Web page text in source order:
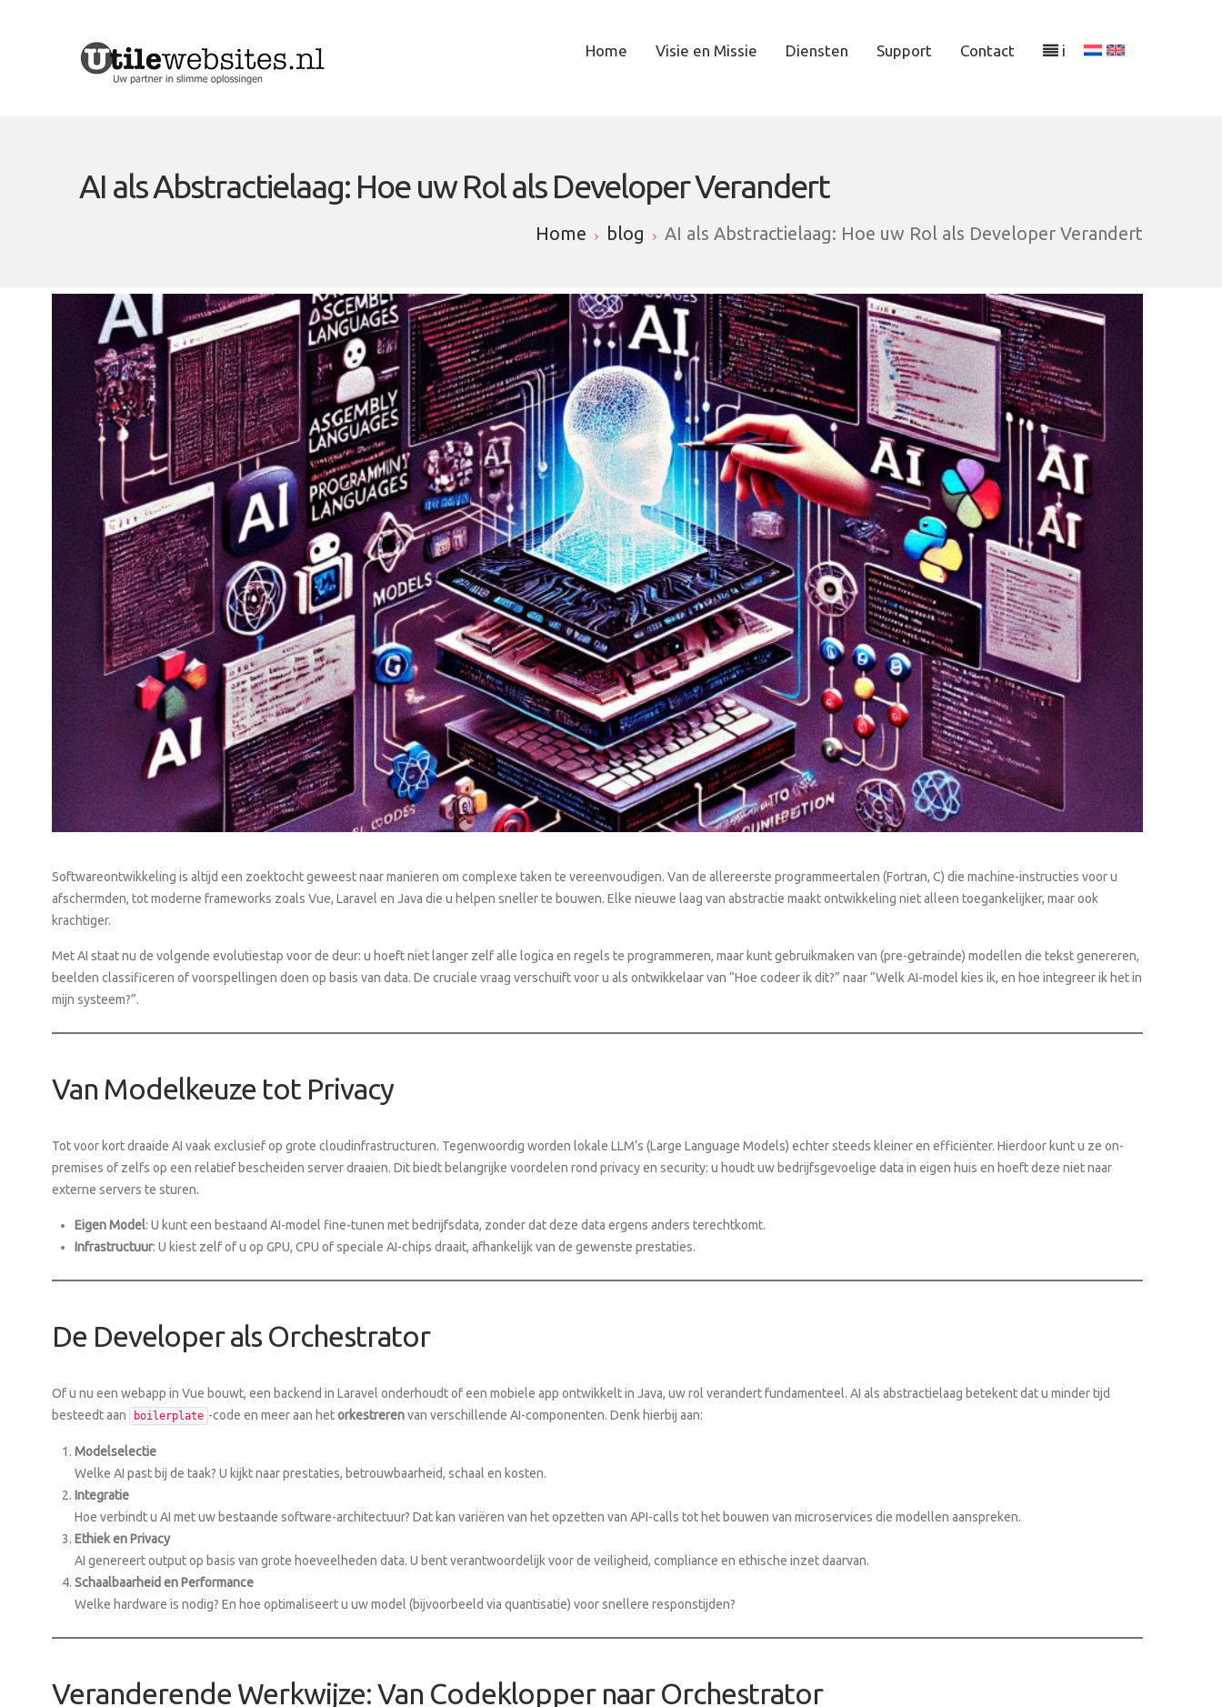
Home Visie en Missie Diensten Support Contact i
AI als Abstractielaag: Hoe uw Rol als Developer Verandert
Home blog AI als Abstractielaag: Hoe uw Rol als Developer Verandert
Softwareontwikkeling is altijd een zoektocht geweest naar manieren om complexe taken te vereenvoudigen. Van de allereerste programmeertalen (Fortran, C) die machine-instructies voor u
afschermden, tot moderne frameworks zoals Vue, Laravel en Java die u helpen sneller te bouwen. Elke nieuwe laag van abstractie maakt ontwikkeling niet alleen toegankelijker, maar ook
krachtiger.
Met AI staat nu de volgende evolutiestap voor de deur: u hoeft niet langer zelf alle logica en regels te programmeren, maar kunt gebruikmaken van (pre-getrainde) modellen die tekst genereren,
beelden classificeren of voorspellingen doen op basis van data. De cruciale vraag verschuift voor u als ontwikkelaar van “Hoe codeer ik dit?” naar “Welk AI-model kies ik, en hoe integreer ik het in
mijn systeem?”.
Van Modelkeuze tot Privacy
Tot voor kort draaide AI vaak exclusief op grote cloudinfrastructuren. Tegenwoordig worden lokale LLM’s (Large Language Models) echter steeds kleiner en efficiënter. Hierdoor kunt u ze on-
premises of zelfs op een relatief bescheiden server draaien. Dit biedt belangrijke voordelen rond privacy en security: u houdt uw bedrijfsgevoelige data in eigen huis en hoeft deze niet naar
externe servers te sturen.
Eigen Model: U kunt een bestaand AI-model fine-tunen met bedrijfsdata, zonder dat deze data ergens anders terechtkomt.
Infrastructuur: U kiest zelf of u op GPU, CPU of speciale AI-chips draait, afhankelijk van de gewenste prestaties.
De Developer als Orchestrator
Of u nu een webapp in Vue bouwt, een backend in Laravel onderhoudt of een mobiele app ontwikkelt in Java, uw rol verandert fundamenteel. AI als abstractielaag betekent dat u minder tijd
besteedt aan
boilerplate -code en meer aan hetorkestrerenvan verschillende AI-componenten. Denk hierbij aan:
Modelselectie
Welke AI past bij de taak? U kijkt naar prestaties, betrouwbaarheid, schaal en kosten.
Integratie
Hoe verbindt u AI met uw bestaande software-architectuur? Dat kan variëren van het opzetten van API-calls tot het bouwen van microservices die modellen aanspreken.
Ethiek en Privacy
AI genereert output op basis van grote hoeveelheden data. U bent verantwoordelijk voor de veiligheid, compliance en ethische inzet daarvan.
Schaalbaarheid en Performance
Welke hardware is nodig? En hoe optimaliseert u uw model (bijvoorbeeld via quantisatie) voor snellere responstijden?
Veranderende Werkwijze: Van Codeklopper naar Orchestrator